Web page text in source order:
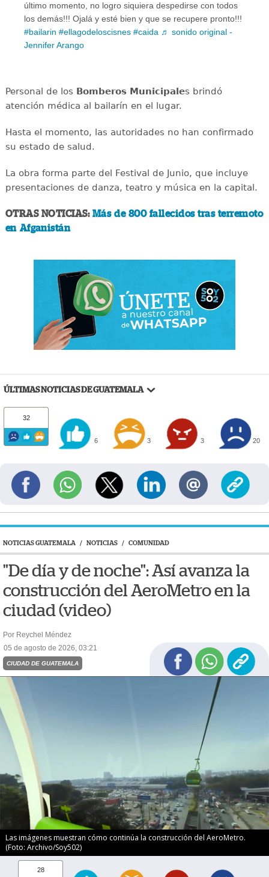
último momento, no logro siquiera despedirse con todos
los demás!!! Ojalá y esté bien y que se recupere pronto!!!
#bailarin #ellagodeloscisnes #caida ♬ sonido original -
Jennifer Arango
Personal de los Bomberos Municipales brindó
atención médica al bailarín en el lugar.
Hasta el momento, las autoridades no han confirmado
su estado de salud.
La obra forma parte del Festival de Junio, que incluye
presentaciones de danza, teatro y música en la capital.
OTRAS NOTICIAS: Más de 800 fallecidos tras terremoto
en Afganistán
ÚLTIMAS NOTICIAS DE GUATEMALA
32
6 3 3 20
NOTICIAS GUATEMALA / NOTICIAS / COMUNIDAD
"De día y de noche": Así avanza la
construcción del AeroMetro en la
ciudad (video)
Por Reychel Méndez
05 de agosto de 2026, 03:21
CIUDAD DE GUATEMALA
Las imágenes muestran cómo continúa la construcción del AeroMetro.
(Foto: Archivo/Soy502)
28